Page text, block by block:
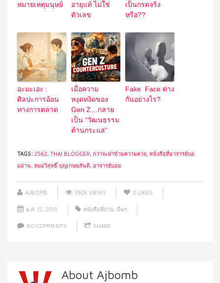
หมายเหตุมนุษย์
อายุแท้ ไม่ใช่
ตัวเลข
เป็นกรดจริง
หรือ??
อะมะเอะ :
ศิลปะการอ้อน
ทางการตลาด
เมื่อความ
หงุดหงิดของ
Gen Z…กลาย
เป็น “วัฒนธรรม
ต้านกระแส”
Fake Face ต่าง
กันอย่างไร?
TAGS: 2562, THAI BLOGGER, กว่าจะฝ่าข้ามความตาย, หนังสือที่อาจารย์บอ
มอ่าน, หมอวิสุทธิ์ บุญเกษมสันติ, อาจารย์บอม
AJBOMB 3926 VIEWS 0 LIKES
ม.ค. 12, 2019 หนังสือที่อ่าน อื่นๆ
NO COMMENTS SHARE
About Ajbomb